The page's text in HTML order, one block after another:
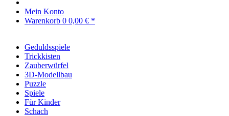
Mein Konto
Warenkorb 0 0,00 € *
Geduldsspiele
Trickkisten
Zauberwürfel
3D-Modellbau
Puzzle
Spiele
Für Kinder
Schach